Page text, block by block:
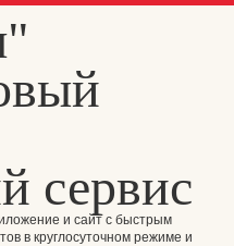
сервис
и сайт с быстрым
в круглосуточном режиме и